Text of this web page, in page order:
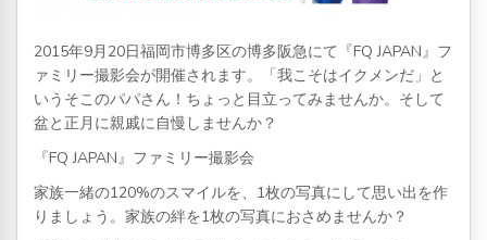
2015年9月20日福岡市博多区の博多阪急にて『FQ JAPAN』フ
ァミリー撮影会が開催されます。「我こそはイクメンだ」と
いうそこのパパさん！ちょっと目立ってみませんか。そして
盆と正月に親戚に自慢しませんか？
『FQ JAPAN』ファミリー撮影会
家族一緒の120%のスマイルを、1枚の写真にして思い出を作
りましょう。家族の絆を1枚の写真におさめませんか？